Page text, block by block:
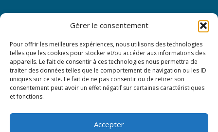
Gérer le consentement
Pour offrir les meilleures expériences, nous utilisons des technologies
telles que les cookies pour stocker et/ou accéder aux informations des
appareils. Le fait de consentir à ces technologies nous permettra de
traiter des données telles que le comportement de navigation ou les ID
uniques sur ce site. Le fait de ne pas consentir ou de retirer son
consentement peut avoir un effet négatif sur certaines caractéristiques
et fonctions.
Accepter
Informations
Questions fréquentes
Les avantages de la LOA
Les étapes du leasing de matériel
de restauration
Mentions Légales